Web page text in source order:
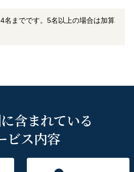
までです。5名以上の場合は加算
含まれている
ビス内容